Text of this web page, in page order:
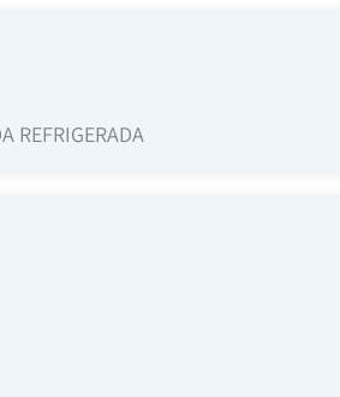
REFRIGERADA